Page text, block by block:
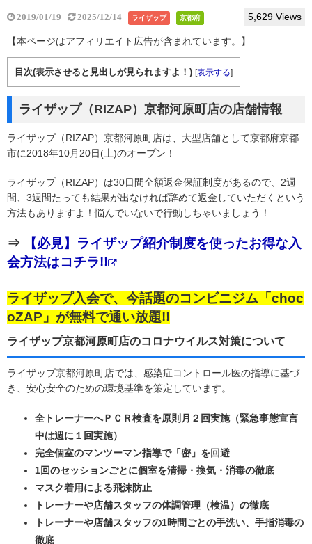
2019/01/19 2025/12/14 ライザップ 京都府 5,629 Views
【本ページはアフィリエイト広告が含まれています。】
目次(表示させると見出しが見られますよ！) [表示する]
ライザップ（RIZAP）京都河原町店の店舗情報
ライザップ（RIZAP）京都河原町店は、大型店舗として京都府京都
市に2018年10月20日(土)のオープン！
ライザップ（RIZAP）は30日間全額返金保証制度があるので、2週
間、3週間たっても結果が出なければ辞めて返金していただくという
方法もありますよ！悩んでいないで行動しちゃいましょう！
⇒
【必見】ライザップ紹介制度を使ったお得な入
会方法はコチラ!!
ライザップ入会で、今話題のコンビニジム「choc
oZAP」が無料で通い放題!!
ライザップ京都河原町店のコロナウイルス対策について
ライザップ京都河原町店では、感染症コントロール医の指導に基づ
き、安心安全のための環境基準を策定しています。
全トレーナーへＰＣＲ検査を原則月２回実施（緊急事態宣言
中は週に１回実施）
完全個室のマンツーマン指導で「密」を回避
1回のセッションごとに個室を清掃・換気・消毒の徹底
マスク着用による飛沫防止
トレーナーや店舗スタッフの体調管理（検温）の徹底
トレーナーや店舗スタッフの1時間ごとの手洗い、手指消毒の
徹底